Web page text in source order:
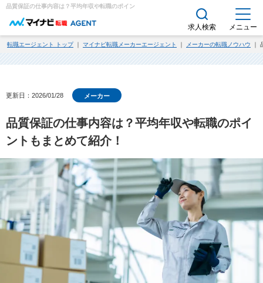
品質保証の仕事内容は？平均年収や転職のポイントもまとめて紹介！｜求人・転職エージェント
求人検索 メニュー
転職エージェント トップ｜ マイナビ転職メーカーエージェント ｜ メーカーの転職ノウハウ ｜
更新日：2026/01/28 メーカー
品質保証の仕事内容は？平均年収や転職のポイ
ントもまとめて紹介！